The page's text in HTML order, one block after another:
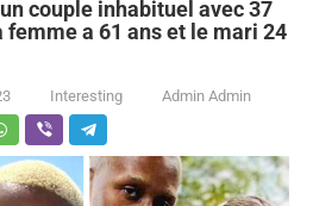
couple inhabituel avec 37
a 61 ans et le mari 24
Interesting Admin Admin